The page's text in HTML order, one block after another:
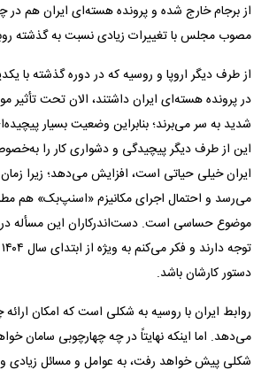
از برجام خارج شده و پرونده هسته‌ای ایران هم در
مصوب مجلس با تغییرات زیادی نسبت به گذشته
از طرف دیگر اروپا و روسیه که در دوره گذشته با
در پرونده هسته‌ای ایران داشتند، الان تحت تأثیر
شدید به سر می‌برند؛ بنابراین وضعیت بسیار
این از طرف دیگر پیچیدگی و دشواری کار را
ایران خیلی حیاتی است، افزایش می‌دهد؛ زیرا
می‌رسد و احتمال اجرای مکانیزم «اسنپ‌بک» هم
موضوع حساسی است. دست‌اندرکاران این مسأله
دستور کارشان باشد.
روابط ایران با روسیه به شکلی است که امکان ارائه
می‌دهد. اما اینکه نهایتاً در چه چهارچوبی سامان
شکلی پیش خواهد رفت، به عوامل و مسائل زیادی